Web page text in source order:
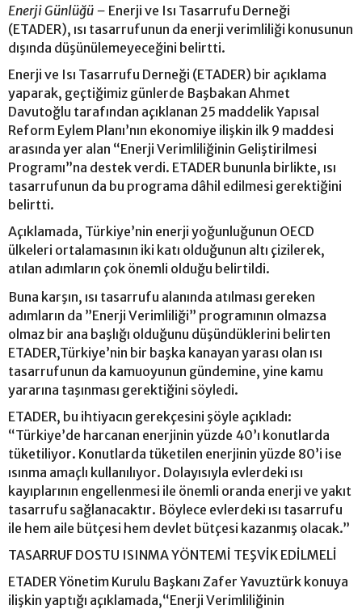
Enerji Günlüğü – Enerji ve Isı Tasarrufu Derneği
(ETADER), ısı tasarrufunun da enerji verimliliği konusunun
dışında düşünülemeyeceğini belirtti.
Enerji ve Isı Tasarrufu Derneği (ETADER) bir açıklama
yaparak, geçtiğimiz günlerde Başbakan Ahmet
Davutoğlu tarafından açıklanan 25 maddelik Yapısal
Reform Eylem Planı’nın ekonomiye ilişkin ilk 9 maddesi
arasında yer alan “Enerji Verimliliğinin Geliştirilmesi
Programı”na destek verdi. ETADER bununla birlikte, ısı
tasarrufunun da bu programa dâhil edilmesi gerektiğini
belirtti.
Açıklamada, Türkiye’nin enerji yoğunluğunun OECD
ülkeleri ortalamasının iki katı olduğunun altı çizilerek,
atılan adımların çok önemli olduğu belirtildi.
Buna karşın, ısı tasarrufu alanında atılması gereken
adımların da ”Enerji Verimliliği” programının olmazsa
olmaz bir ana başlığı olduğunu düşündüklerini belirten
ETADER,Türkiye’nin bir başka kanayan yarası olan ısı
tasarrufunun da kamuoyunun gündemine, yine kamu
yararına taşınması gerektiğini söyledi.
ETADER, bu ihtiyacın gerekçesini şöyle açıkladı:
“Türkiye’de harcanan enerjinin yüzde 40’ı konutlarda
tüketiliyor. Konutlarda tüketilen enerjinin yüzde 80’i ise
ısınma amaçlı kullanılıyor. Dolayısıyla evlerdeki ısı
kayıplarının engellenmesi ile önemli oranda enerji ve yakıt
tasarrufu sağlanacaktır. Böylece evlerdeki ısı tasarrufu
ile hem aile bütçesi hem devlet bütçesi kazanmış olacak.”
TASARRUF DOSTU ISINMA YÖNTEMİ TEŞVİK EDİLMELİ
ETADER Yönetim Kurulu Başkanı Zafer Yavuztürk konuya
ilişkin yaptığı açıklamada,“Enerji Verimliliğinin